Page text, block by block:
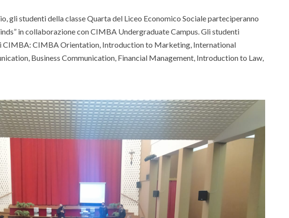
gli studenti della classe Quarta del Liceo Economico Sociale parteciperanno
in collaborazione con CIMBA Undergraduate Campus. Gli studenti
CIMBA: CIMBA Orientation, Introduction to Marketing, International
Business Communication, Financial Management, Introduction to Law,